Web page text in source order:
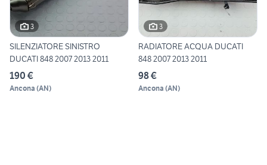
3
SILENZIATORE SINISTRO
DUCATI 848 2007 2013 2011
190 €
Ancona (AN)
3
RADIATORE ACQUA DUCATI
848 2007 2013 2011
98 €
Ancona (AN)